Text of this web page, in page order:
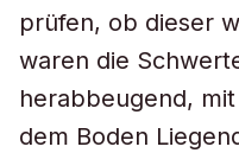
prüfen, ob dieser
waren die
herabbeugend,
dem Boden